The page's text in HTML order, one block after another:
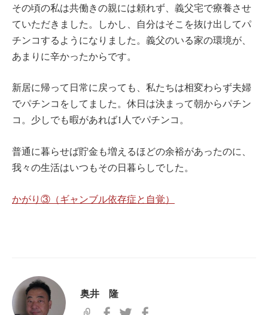
その頃の私は共働きの親には頼れず、義父宅で療養させ
ていただきました。しかし、自分はそこを抜け出してパ
チンコするようになりました。義父のいる家の環境が、
あまりに辛かったからです。
新居に帰って日常に戻っても、私たちは相変わらず夫婦
でパチンコをしてました。休日は決まって朝からパチン
コ。少しでも暇があれば1人でパチンコ。
普通に暮らせば貯金も増えるほどの余裕があったのに、
我々の生活はいつもその日暮らしでした。
かがり③（ギャンブル依存症と自覚）
奥井 隆